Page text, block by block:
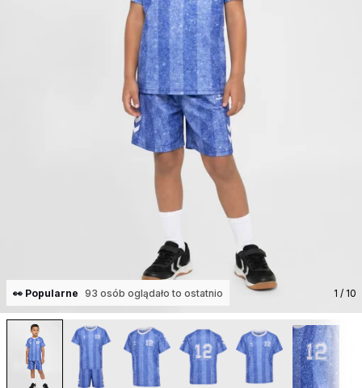
👀 Popularne 93 osób oglądało to ostatnio 1 / 10